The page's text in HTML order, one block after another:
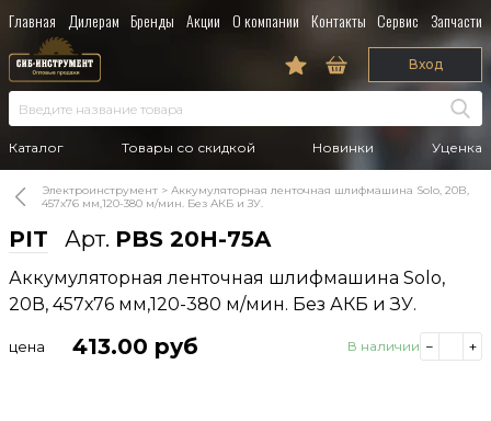
Главная Дилерам Бренды Акции О компании Контакты Сервис Запчасти
Каталог Товары со скидкой Новинки Уценка
Вход
Электроинструмент
Аккумуляторная ленточная шлифмашина Solo, 20В,
457х76 мм,120-380 м/мин. Без АКБ и ЗУ.
PIT Арт. PBS 20H-75A
Аккумуляторная ленточная шлифмашина Solo,
20В, 457х76 мм,120-380 м/мин. Без АКБ и ЗУ.
цена 413.00 руб В наличии